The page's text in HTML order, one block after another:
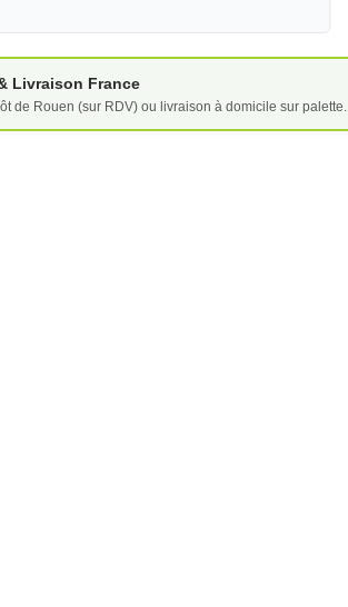
Livraison France
de Rouen (sur RDV) ou livraison à domicile sur palette.